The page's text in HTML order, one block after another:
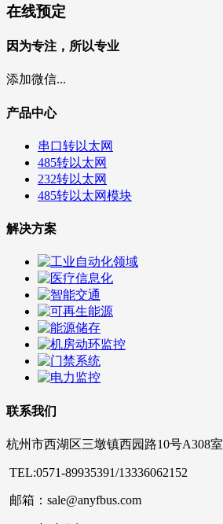
在线预定
因为专注，所以专业
添加微信...
产品中心
串口转以太网
485转以太网
232转以太网
485转以太网模块
解决方案
联系我们
杭州市西湖区三墩镇西园路10号A308室
TEL:0571-89935391/13336062152
邮箱：sale@anyfbus.com